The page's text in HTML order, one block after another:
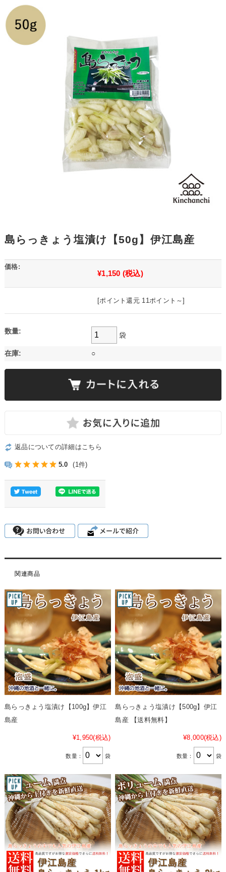
島らっきょう塩漬け【50g】伊江島産
価格:
¥1,150 (税込)
[ポイント還元 11ポイント～]
数量:
袋
在庫: ○
返品についての詳細はこちら
5.0 (1件)
関連商品
島らっきょう塩漬け【100g】伊江
島産
¥1,950(税込)
数量： 袋
島らっきょう塩漬け【500g】伊江
島産 【送料無料】
¥8,000(税込)
数量： 袋